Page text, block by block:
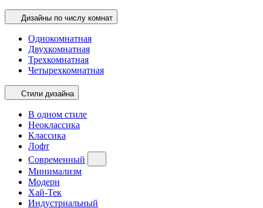
Дизайны по числу комнат
Однокомнатная
Двухкомнатная
Трехкомнатная
Четырехкомнатная
Стили дизайна
В одном стиле
Неоклассика
Классика
Лофт
Современный
Минимализм
Модерн
Хай-Тек
Индустриальный